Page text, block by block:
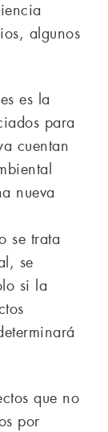
algunos
es la
para
cuentan
nueva
se trata
se
si la
que no
por